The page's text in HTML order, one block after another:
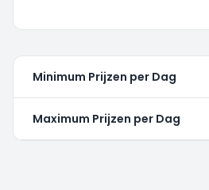
Minimum Prijzen per Dag
Maximum Prijzen per Dag